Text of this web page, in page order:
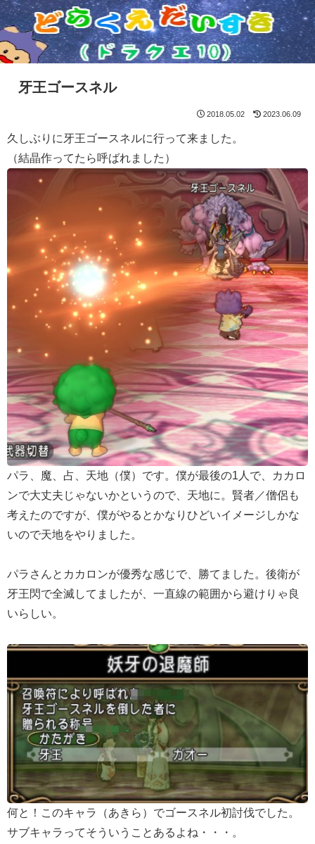
牙王ゴースネル
2018.05.02 2023.06.09
久しぶりに牙王ゴースネルに行って来ました。
（結晶作ってたら呼ばれました）
パラ、魔、占、天地（僕）です。僕が最後の1人で、カカロ
ンで大丈夫じゃないかというので、天地に。賢者／僧侶も
考えたのですが、僕がやるとかなりひどいイメージしかな
いので天地をやりました。
パラさんとカカロンが優秀な感じで、勝てました。後衛が
牙王閃で全滅してましたが、一直線の範囲から避けりゃ良
いらしい。
何と！このキャラ（あきら）でゴースネル初討伐でした。
サブキャラってそういうことあるよね・・・。